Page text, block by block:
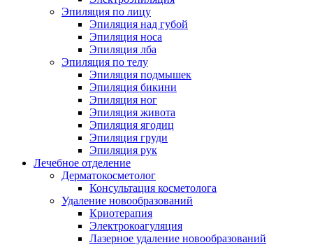
Эпиляция по лицу
Эпиляция над губой
Эпиляция носа
Эпиляция лба
Эпиляция по телу
Эпиляция подмышек
Эпиляция бикини
Эпиляция ног
Эпиляция живота
Эпиляция ягодиц
Эпиляция груди
Эпиляция рук
Лечебное отделение
Дерматокосметолог
Консультация косметолога
Удаление новообразований
Криотерапия
Электрокоагуляция
Лазерное удаление новообразований